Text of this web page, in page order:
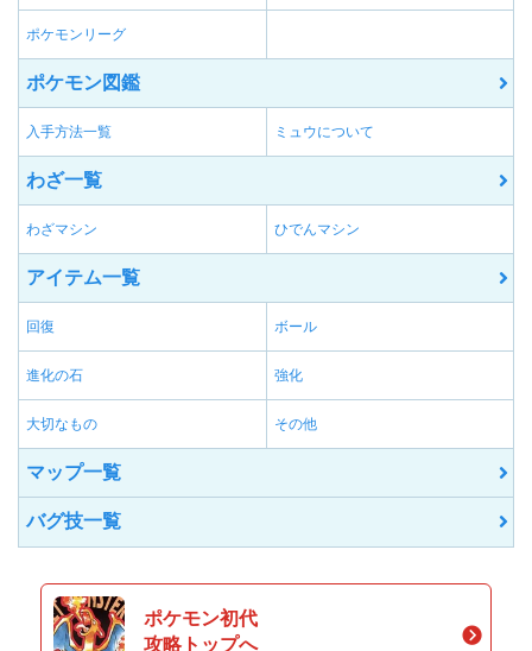
ポケモンリーグ
ポケモン図鑑
入手方法一覧 ミュウについて
わざ一覧
わざマシン ひでんマシン
アイテム一覧
回復 ボール
進化の石 強化
大切なもの その他
マップ一覧
バグ技一覧
ポケモン初代
攻略トップへ